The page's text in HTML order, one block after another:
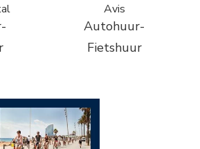
Avis
Autohuur-
Fietshuur